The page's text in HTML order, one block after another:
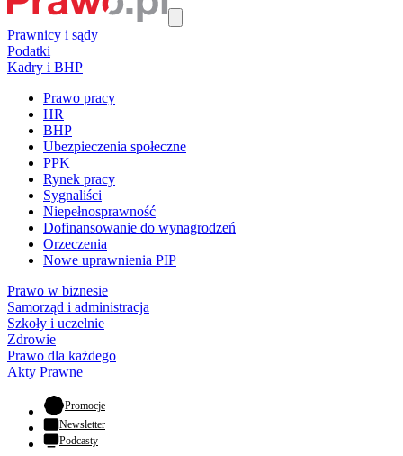
Prawnicy i sądy
Podatki
Kadry i BHP
Prawo pracy
HR
BHP
Ubezpieczenia społeczne
PPK
Rynek pracy
Sygnaliści
Niepełnosprawność
Dofinansowanie do wynagrodzeń
Orzeczenia
Nowe uprawnienia PIP
Prawo w biznesie
Samorząd i administracja
Szkoły i uczelnie
Zdrowie
Prawo dla każdego
Akty Prawne
Promocje- otwiera się w nowej karcie
Newsletter
Podcasty